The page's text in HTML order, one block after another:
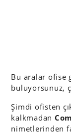
Bu aralar ofise
buluyorsunuz,
Şimdi ofisten
kalkmadan
nimetlerinden